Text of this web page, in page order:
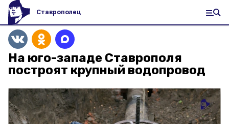
Ставрополец
На юго-западе Ставрополя
построят крупный водопровод